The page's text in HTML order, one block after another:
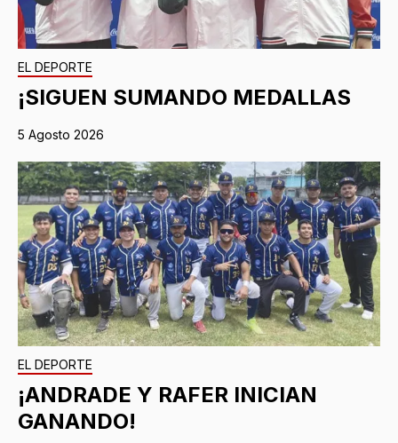
EL DEPORTE
¡SIGUEN SUMANDO MEDALLAS
5 Agosto 2026
EL DEPORTE
¡ANDRADE Y RAFER INICIAN
GANANDO!